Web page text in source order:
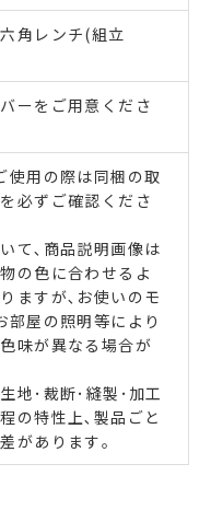
角レンチ(組立
ーをご用意くださ
使用の際は同梱の取
必ずご確認くださ
て､商品説明画像は
の色に合わせるよ
ますが､お使いのモ
部屋の照明等により
味が異なる場合が
地･裁断･縫製･加工
の特性上､製品ごと
があります｡